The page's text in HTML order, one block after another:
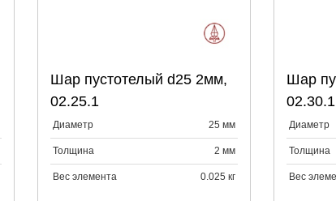
Шар пустотелый d25 2мм,
02.25.1
Диаметр 25 мм
Толщина 2 мм
Вес элемента 0.025 кг
Выберите количество:
Продолжить
Шар
02.30.1
Диаметр
Толщина
Вес